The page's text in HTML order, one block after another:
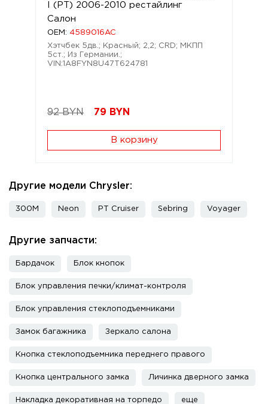
I (PT) 2006-2010 рестайлинг
Салон
OEM: 4589016AC
Хэтчбек 5дв.; Красный; 2,2; CRD; МКПП
5ст.; Из Германии.;
VIN:1A8FYN8U47T624781
92 BYN 79 BYN
В корзину
Другие модели Chrysler:
300M Neon PT Cruiser Sebring Voyager
Другие запчасти:
Бардачок Блок кнопок
Блок управления печки/климат-контроля
Блок управления стеклоподъемниками
Замок багажника Зеркало салона
Кнопка стеклоподъемника переднего правого
Кнопка центрального замка Личинка дверного замка
Накладка декоративная на торпедо еще